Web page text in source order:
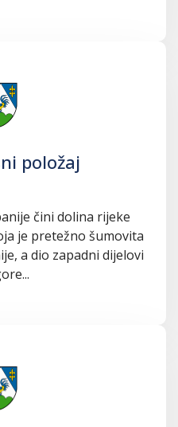
položaj
čini dolina rijeke
je pretežno šumovita
a dio zapadni dijelovi